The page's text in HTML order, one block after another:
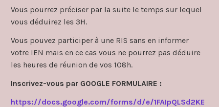
Vous pourrez préciser par la suite le temps sur lequel
vous déduirez les 3H.
Vous pouvez participer à une RIS sans en informer
votre IEN mais en ce cas vous ne pourrez pas déduire
les heures de réunion de vos 108h.
Inscrivez-vous par GOOGLE FORMULAIRE :
https://docs.google.com/forms/d/e/1FAIpQLSd2KE